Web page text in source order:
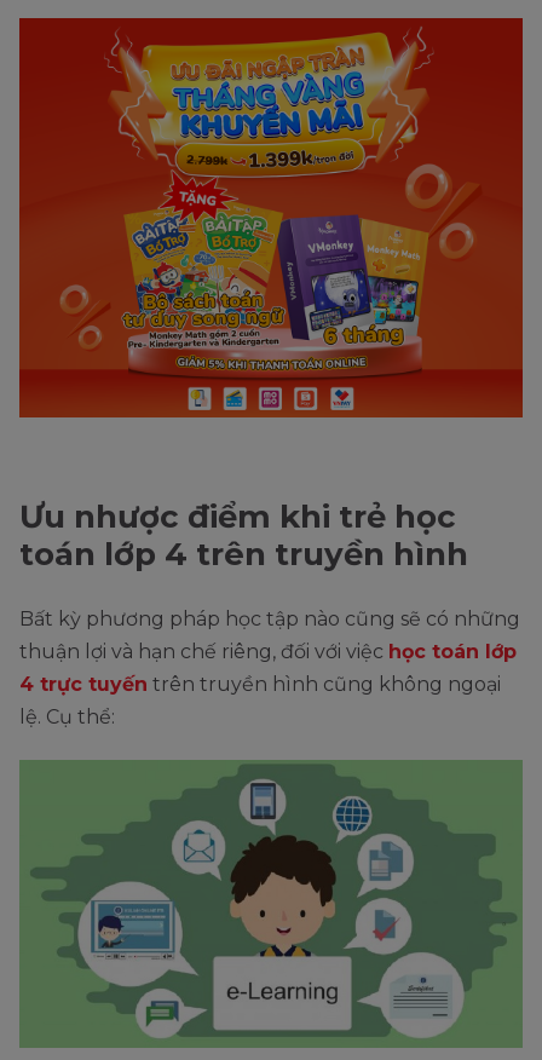
Ưu nhược điểm khi trẻ học
toán lớp 4 trên truyền hình
Bất kỳ phương pháp học tập nào cũng sẽ có những
thuận lợi và hạn chế riêng, đối với việc học toán lớp
4 trực tuyến trên truyền hình cũng không ngoại
lệ. Cụ thể: